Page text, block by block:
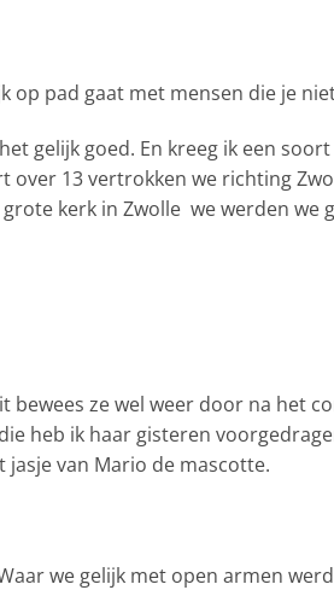
op pad gaat met mensen die je
gelijk goed. En kreeg ik een
13 vertrokken we richting
kerk in Zwolle we werden
ze wel weer door na het
heb ik haar gisteren
van Mario de mascotte.
we gelijk met open armen